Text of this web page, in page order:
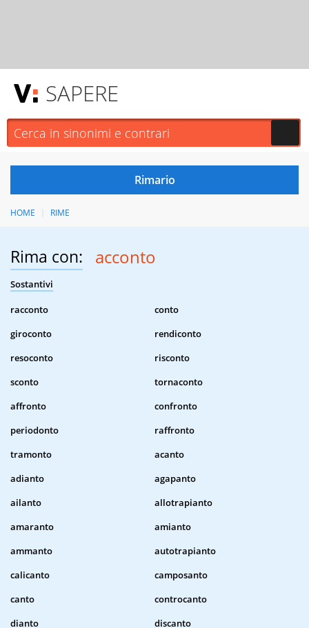
SAPERE
HOME RIME
Rima con: acconto
Sostantivi
racconto
conto
giroconto
rendiconto
resoconto
risconto
sconto
tornaconto
affronto
confronto
periodonto
raffronto
tramonto
acanto
adianto
agapanto
ailanto
allotrapianto
amaranto
amianto
ammanto
autotrapianto
calicanto
camposanto
canto
controcanto
dianto
discanto